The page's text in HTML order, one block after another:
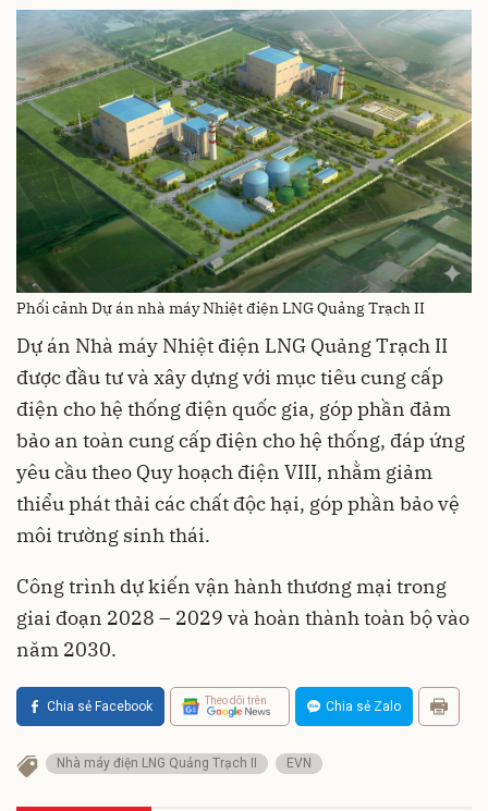
Phối cảnh Dự án nhà máy Nhiệt điện LNG Quảng Trạch II
Dự án Nhà máy Nhiệt điện LNG Quảng Trạch II
được đầu tư và xây dựng với mục tiêu cung cấp
điện cho hệ thống điện quốc gia, góp phần đảm
bảo an toàn cung cấp điện cho hệ thống, đáp ứng
yêu cầu theo Quy hoạch điện VIII, nhằm giảm
thiểu phát thải các chất độc hại, góp phần bảo vệ
môi trường sinh thái.
Công trình dự kiến vận hành thương mại trong
giai đoạn 2028 – 2029 và hoàn thành toàn bộ vào
năm 2030.
Chia sẻ Facebook Theo dõi trên Chia sẻ Zalo
Nhà máy điện LNG Quảng Trạch II EVN